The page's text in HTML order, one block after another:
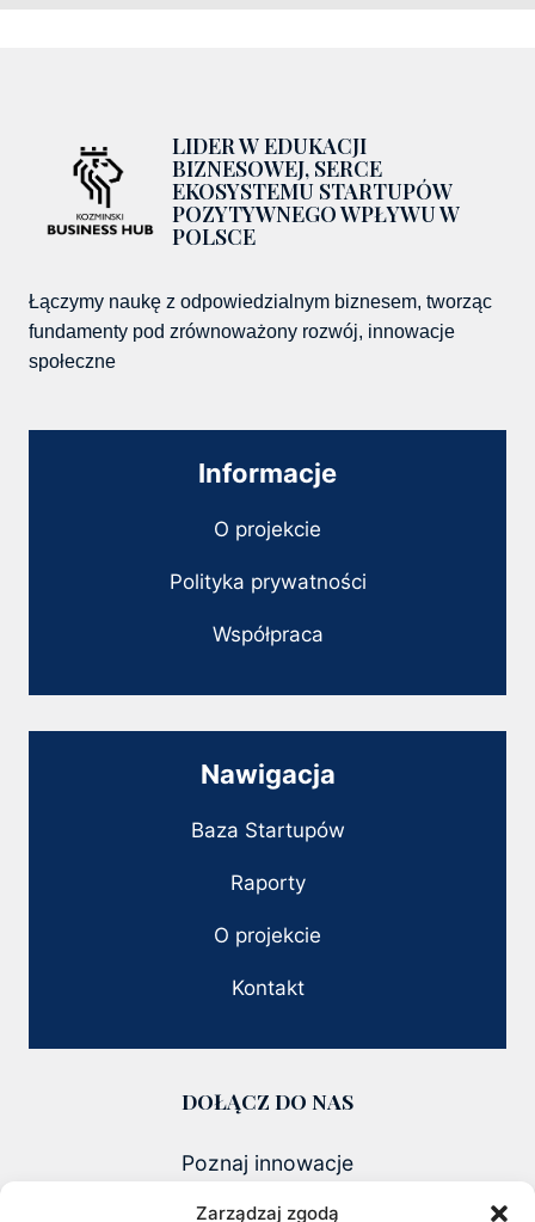
Zarządzaj zgodą
LIDER W EDUKACJI
BIZNESOWEJ, SERCE
EKOSYSTEMU STARTUPÓW
POZYTYWNEGO WPŁYWU W
POLSCE
Łączymy naukę z odpowiedzialnym biznesem, tworząc
fundamenty pod zrównoważony rozwój, innowacje
społeczne
Informacje
O projekcie
Polityka prywatności
Współpraca
Nawigacja
Baza Startupów
Raporty
O projekcie
Kontakt
DOŁĄCZ DO NAS
Poznaj innowacje